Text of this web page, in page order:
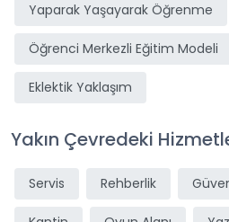
Yaparak Yaşayarak Öğrenme
Öğrenci Merkezli Eğitim Modeli
Eklektik Yaklaşım
Yakın Çevredeki
Servis Rehberlik